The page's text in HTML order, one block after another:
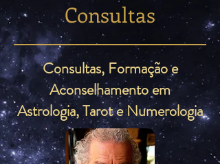
Consultas
Consultas, Formação e
Aconselhamento em
Astrologia, Tarot e Numerologia